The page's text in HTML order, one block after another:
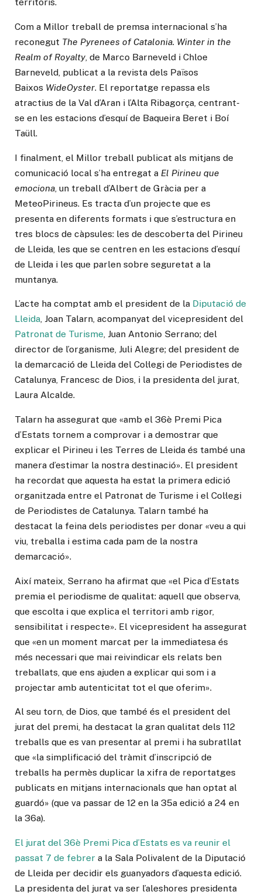
Com a Millor treball de premsa internacional s’ha
reconegut The Pyrenees of Catalonia. Winter in the
Realm of Royalty, de Marco Barneveld i Chloe
Barneveld, publicat a la revista dels Països
Baixos WideOyster. El reportatge repassa els
atractius de la Val d’Aran i l’Alta Ribagorça, centrant-
se en les estacions d’esquí de Baqueira Beret i Boí
Taüll.
I finalment, el Millor treball publicat als mitjans de
comunicació local s’ha entregat a El Pirineu que
emociona , un treball d’Albert de Gràcia per a
MeteoPirineus. Es tracta d’un projecte que es
presenta en diferents formats i que s’estructura en
tres blocs de càpsules: les de descoberta del Pirineu
de Lleida, les que se centren en les estacions d’esquí
de Lleida i les que parlen sobre seguretat a la
muntanya.
L’acte ha comptat amb el president de la Diputació de
Lleida, Joan Talarn, acompanyat del vicepresident del
Patronat de Turisme, Juan Antonio Serrano; del
director de l’organisme, Juli Alegre; del president de
la demarcació de Lleida del Col·legi de Periodistes de
Catalunya, Francesc de Dios, i la presidenta del jurat,
Laura Alcalde.
Talarn ha assegurat que «amb el 36è Premi Pica
d’Estats tornem a comprovar i a demostrar que
explicar el Pirineu i les Terres de Lleida és també una
manera d’estimar la nostra destinació». El president
ha recordat que aquesta ha estat la primera edició
organitzada entre el Patronat de Turisme i el Col·legi
de Periodistes de Catalunya. Talarn també ha
destacat la feina dels periodistes per donar «veu a qui
viu, treballa i estima cada pam de la nostra
demarcació».
Així mateix, Serrano ha afirmat que «el Pica d’Estats
premia el periodisme de qualitat: aquell que observa,
que escolta i que explica el territori amb rigor,
sensibilitat i respecte». El vicepresident ha assegurat
que «en un moment marcat per la immediatesa és
més necessari que mai reivindicar els relats ben
treballats, que ens ajuden a explicar qui som i a
projectar amb autenticitat tot el que oferim».
Al seu torn, de Dios, que també és el president del
jurat del premi, ha destacat la gran qualitat dels 112
treballs que es van presentar al premi i ha subratllat
que «la simplificació del tràmit d’inscripció de
treballs ha permès duplicar la xifra de reportatges
publicats en mitjans internacionals que han optat al
guardó» (que va passar de 12 en la 35a edició a 24 en
la 36a).
El jurat del 36è Premi Pica d’Estats es va reunir el
passat 7 de febrer a la Sala Polivalent de la Diputació
de Lleida per decidir els guanyadors d’aquesta edició.
La presidenta del jurat va ser l’aleshores presidenta